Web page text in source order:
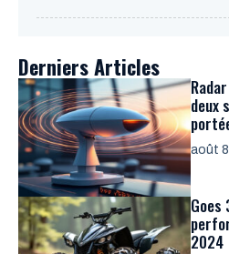
Derniers Articles
deux
août
Goes
2024